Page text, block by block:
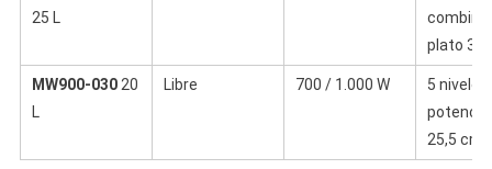
25 L
plato
MW900-03020
L
Libre 700 / 1.000 W
5 niveles
25,5 cm